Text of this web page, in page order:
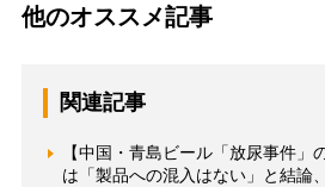
他のオススメ記事
関連記事
【中国・青島ビール「放尿事件」
は「製品への混入はない」と結論